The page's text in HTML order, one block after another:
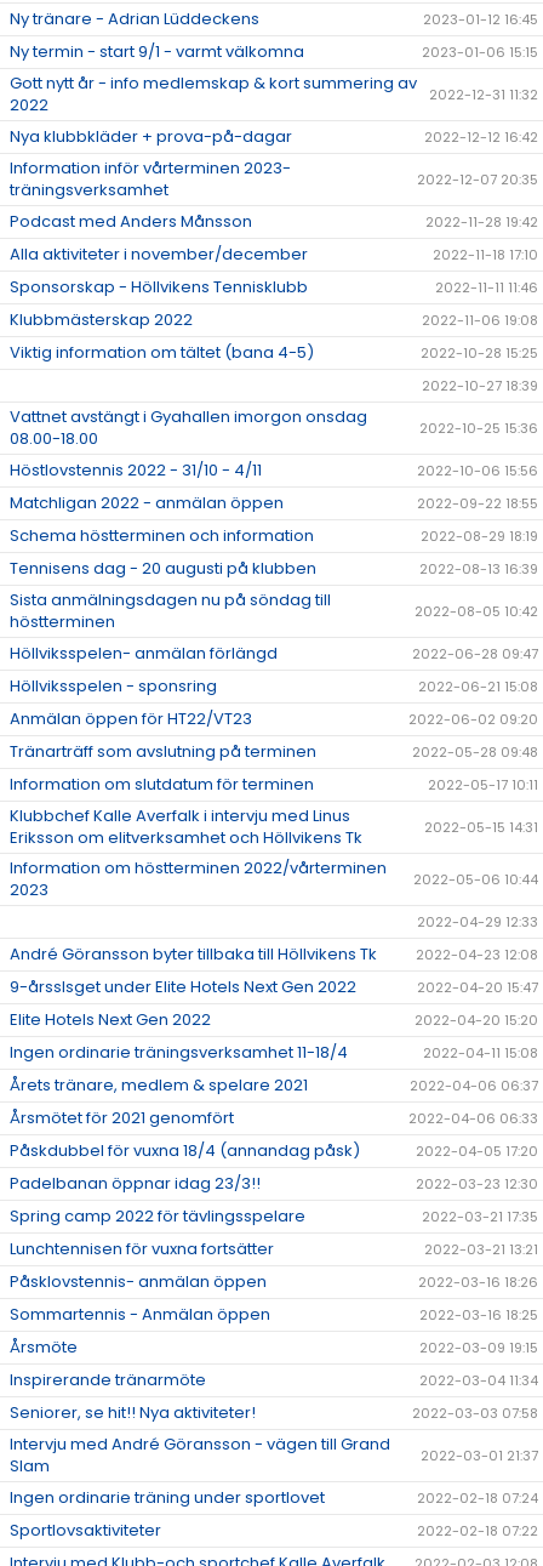
Ny tränare - Adrian Lüddeckens 2023-01-12 16:45
Ny termin - start 9/1 - varmt välkomna 2023-01-06 15:15
Gott nytt år - info medlemskap & kort summering av
2022
2022-12-31 11:32
Nya klubbkläder + prova-på-dagar 2022-12-12 16:42
Information inför vårterminen 2023-
träningsverksamhet
2022-12-07 20:35
Podcast med Anders Månsson 2022-11-28 19:42
Alla aktiviteter i november/december 2022-11-18 17:10
Sponsorskap - Höllvikens Tennisklubb 2022-11-11 11:46
Klubbmästerskap 2022 2022-11-06 19:08
Viktig information om tältet (bana 4-5)
2022-10-28 15:25
2022-10-27 18:39
Vattnet avstängt i Gyahallen imorgon onsdag
08.00-18.00
2022-10-25 15:36
Höstlovstennis 2022 - 31/10 - 4/11 2022-10-06 15:56
Matchligan 2022 - anmälan öppen 2022-09-22 18:55
Schema höstterminen och information 2022-08-29 18:19
Tennisens dag - 20 augusti på klubben 2022-08-13 16:39
Sista anmälningsdagen nu på söndag till
höstterminen
2022-08-05 10:42
Höllviksspelen- anmälan förlängd 2022-06-28 09:47
Höllviksspelen - sponsring 2022-06-21 15:08
Anmälan öppen för HT22/VT23 2022-06-02 09:20
Tränarträff som avslutning på terminen 2022-05-28 09:48
Information om slutdatum för terminen 2022-05-17 10:11
Klubbchef Kalle Averfalk i intervju med Linus
Eriksson om elitverksamhet och Höllvikens Tk
2022-05-15 14:31
Information om höstterminen 2022/vårterminen
2023
2022-05-06 10:44
2022-04-29 12:33
André Göransson byter tillbaka till Höllvikens Tk 2022-04-23 12:08
9-årsslsget under Elite Hotels Next Gen 2022 2022-04-20 15:47
Elite Hotels Next Gen 2022 2022-04-20 15:20
Ingen ordinarie träningsverksamhet 11-18/4 2022-04-11 15:08
Årets tränare, medlem & spelare 2021 2022-04-06 06:37
Årsmötet för 2021 genomfört 2022-04-06 06:33
Påskdubbel för vuxna 18/4 (annandag påsk) 2022-04-05 17:20
Padelbanan öppnar idag 23/3!! 2022-03-23 12:30
Spring camp 2022 för tävlingsspelare 2022-03-21 17:35
Lunchtennisen för vuxna fortsätter 2022-03-21 13:21
Påsklovstennis- anmälan öppen 2022-03-16 18:26
Sommartennis - Anmälan öppen 2022-03-16 18:25
Årsmöte 2022-03-09 19:15
Inspirerande tränarmöte 2022-03-04 11:34
Seniorer, se hit!! Nya aktiviteter! 2022-03-03 07:58
Intervju med André Göransson - vägen till Grand
Slam
2022-03-01 21:37
Ingen ordinarie träning under sportlovet 2022-02-18 07:24
Sportlovsaktiviteter 2022-02-18 07:22